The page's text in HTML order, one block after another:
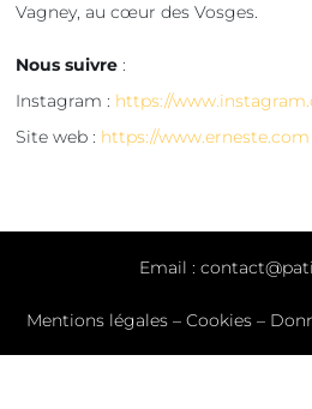
Vagney, au cœur des Vosges.
Nous suivre :
Instagram : https://
Site web : https://www.erneste.com
Email :
Mentions légales –Cookies –